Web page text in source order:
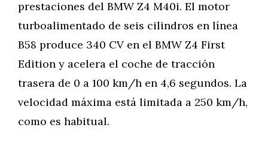
prestaciones del BMW Z4 M40i. El motor
turboalimentado de seis cilindros en línea
B58 produce 340 CV en el BMW Z4 First
Edition y acelera el coche de tracción
trasera de 0 a 100 km/h en 4,6 segundos. La
velocidad máxima está limitada a 250 km/h,
como es habitual.